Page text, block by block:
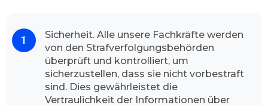
Markenbohrer. Damit wir so wenig wie
möglich mit geringen Schaden fortkommen.
In den meisten Fällen gelingt es uns schadlos
und sachgemäß die Türe zu öffnen.
Kontaktieren Sie uns und schauen Sie sich das
Sicherheit. Alle unsere Fachkräfte werden
von den Strafverfolgungsbehörden
überprüft und kontrolliert, um
sicherzustellen, dass sie nicht vorbestraft
sind. Dies gewährleistet die
Vertraulichkeit der Informationen über